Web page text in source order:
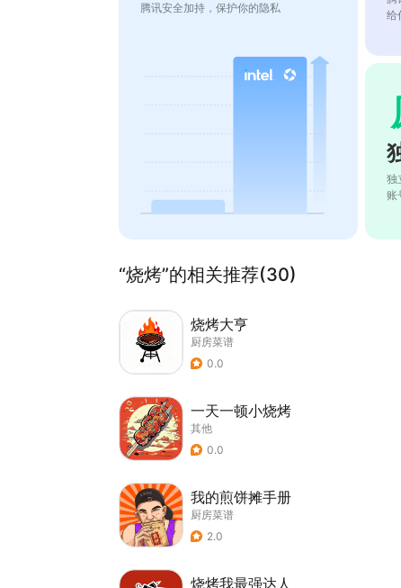
腾讯安全加持，保护你的隐私
给
独
账
“烧烤”的相关推荐(30)
烧烤大亨
厨房菜谱
0.0
一天一顿小烧烤
其他
0.0
我的煎饼摊手册
厨房菜谱
2.0
烧烤我最强达人